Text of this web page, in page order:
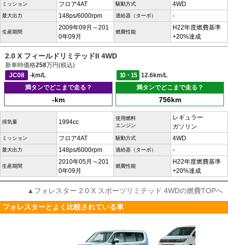
ミッション フロア4AT 駆動方式 4WD
最大出力 148ps/6000rpm 過給器（ターボ） -
生産期間
2009年09月～201
0年09月
燃費性能
H22年度燃費基準
+20%達成
2.0 X フィールドリミテッドII 4WD
新車時価格258万円(税込)
JC08
-km/L 10・15
12.6km/L
満タンでどこまで走る？
-km
満タンでどこまで走る？
756km
排気量 1994cc
使用燃料
エンジン
レギュラー
ガソリン
ミッション フロア4AT 駆動方式 4WD
最大出力 148ps/6000rpm 過給器（ターボ） -
生産期間
2010年05月～201
0年09月
燃費性能
H22年度燃費基準
+20%達成
▲フォレスター 2.0 X スポーツリミテッド 4WDの燃費TOPへ
フォレスターとよく比較されている車